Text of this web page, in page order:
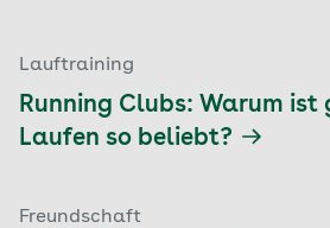
Lauftraining
Running Clubs: Warum ist
Laufen so beliebt?
Freundschaft